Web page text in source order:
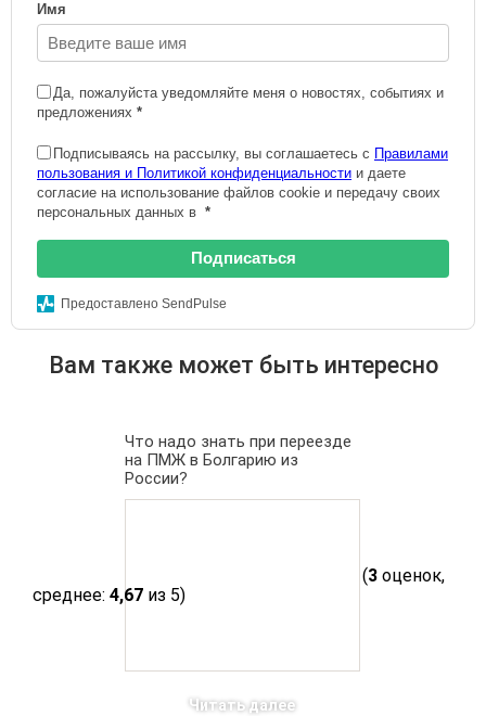
(3 оценок,
среднее: 4,67 из 5)
Имя
Да, пожалуйста уведомляйте меня о новостях, событиях и
предложениях *
Подписываясь на рассылку, вы соглашаетесь с Правилами
пользования и Политикой конфиденциальности и даете
согласие на использование файлов cookie и передачу своих
персональных данных в *
Подписаться
Предоставлено SendPulse
Вам также может быть интересно
Что надо знать при переезде
на ПМЖ в Болгарию из
России?
Читать далее